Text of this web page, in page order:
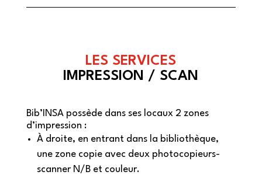
LES SERVICES
IMPRESSION / SCAN
Bib’INSA possède dans ses locaux 2 zones
d’impression :
À droite, en entrant dans la bibliothèque,
une zone copie avec deux photocopieurs-
scanner N/B et couleur.